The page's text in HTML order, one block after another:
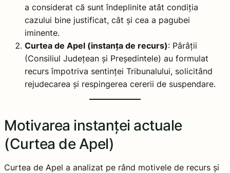
a considerat că sunt îndeplinite atât condiția
cazului bine justificat, cât și cea a pagubei
iminente.
Curtea de Apel (instanța de recurs): Pârâții
(Consiliul Județean și Președintele) au formulat
recurs împotriva sentinței Tribunalului, solicitând
rejudecarea și respingerea cererii de suspendare.
Motivarea instanței actuale
(Curtea de Apel)
Curtea de Apel a analizat pe rând motivele de recurs și